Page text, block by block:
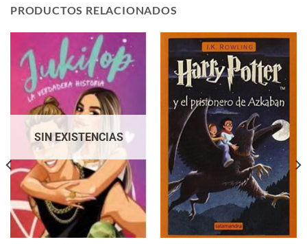
PRODUCTOS RELACIONADOS
SIN EXISTENCIAS